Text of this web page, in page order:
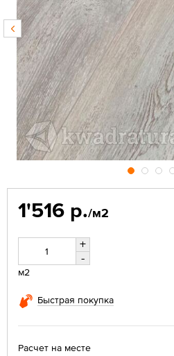
1'516 р./м2
+
-
м2
Быстрая покупка
Расчет на месте